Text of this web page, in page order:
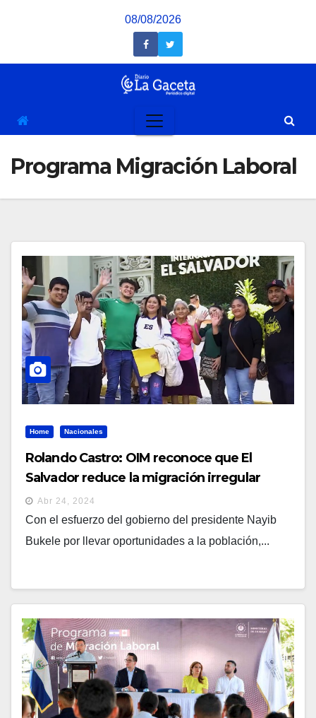
08/08/2026
Programa Migración Laboral
Home Nacionales
Rolando Castro: OIM reconoce que El
Salvador reduce la migración irregular
Abr 24, 2024
Con el esfuerzo del gobierno del presidente Nayib
Bukele por llevar oportunidades a la población,...